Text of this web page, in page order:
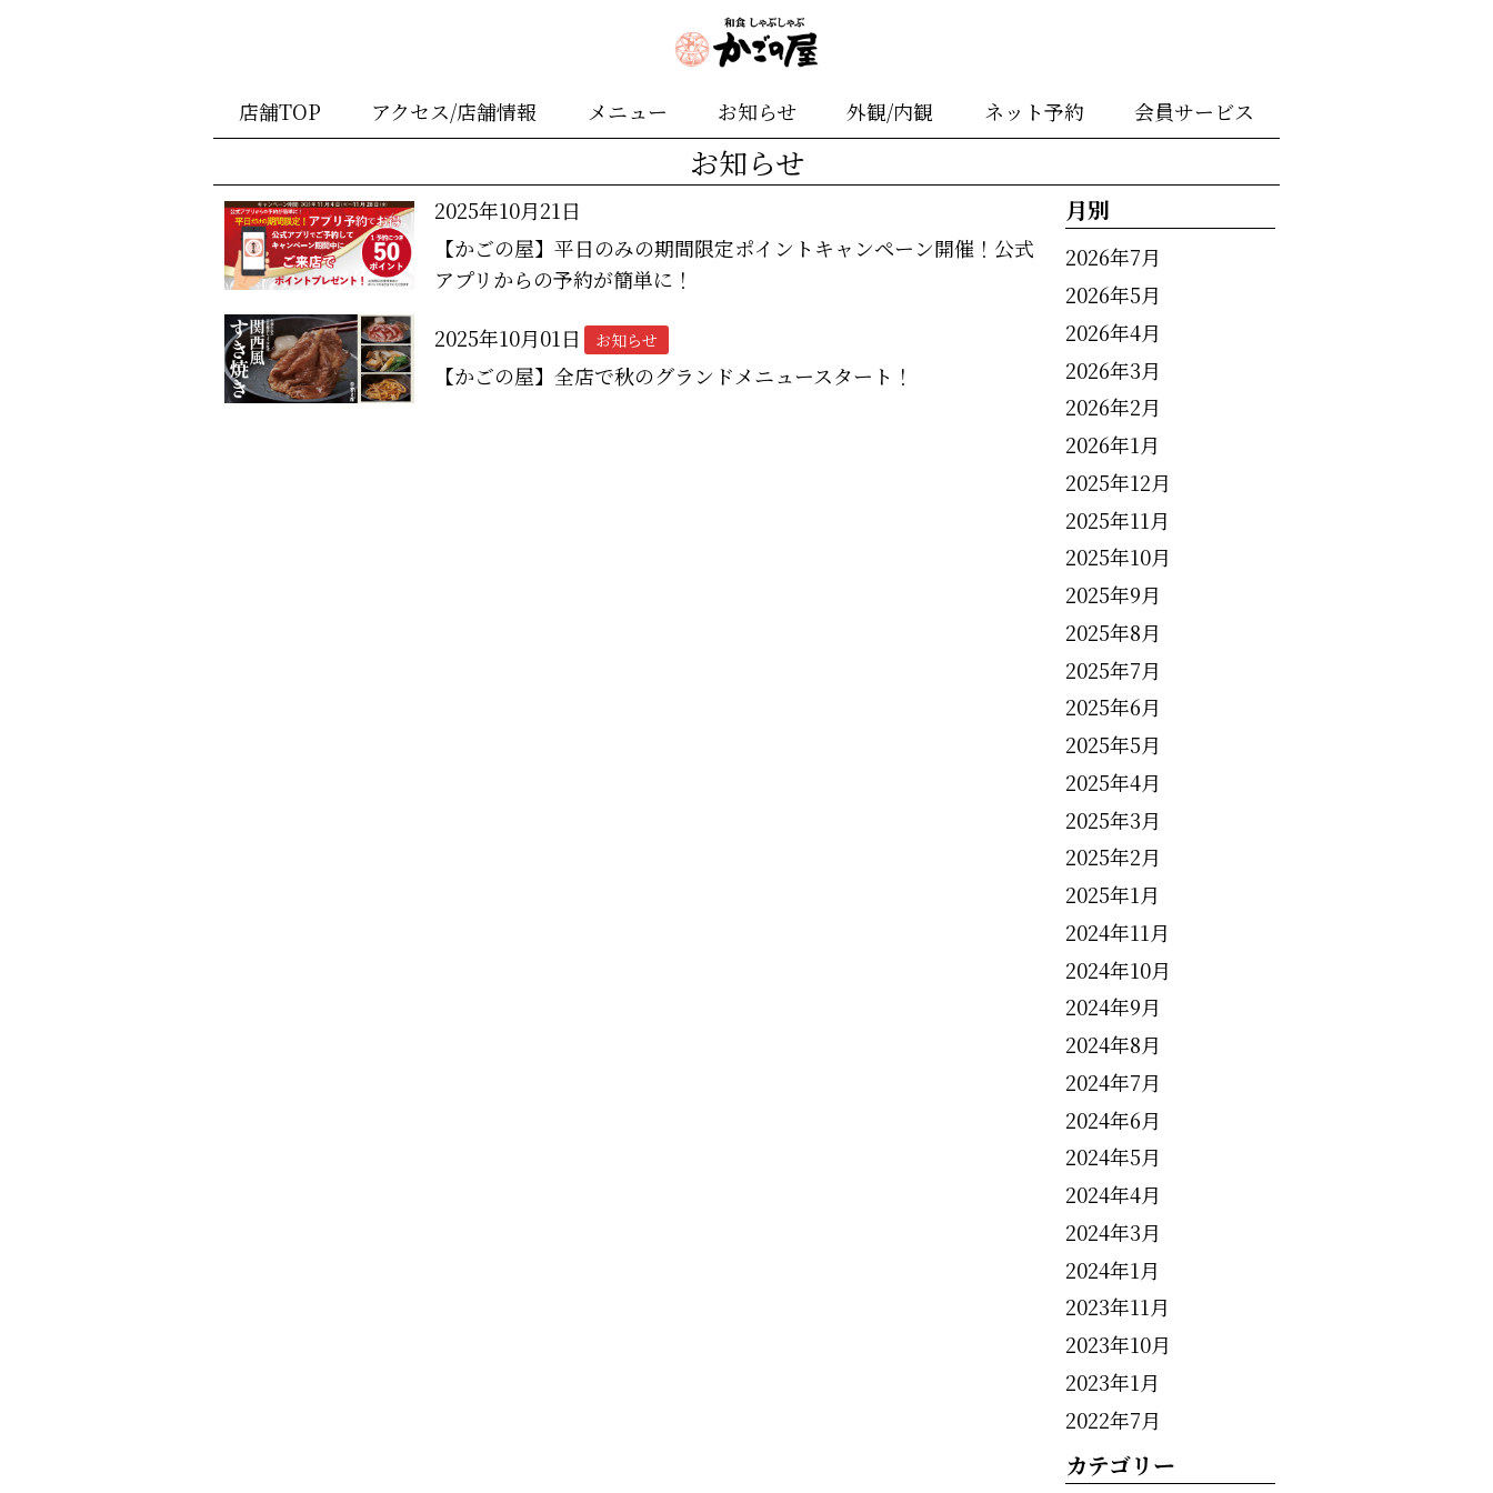
店舗TOP アクセス/店舗情報 メニュー お知らせ 外観/内観 ネット予約 会員サービス
お知らせ
2025年10月21日
【かごの屋】平日のみの期間限定ポイントキャンペーン開催！公式
アプリからの予約が簡単に！
2025年10月01日 お知らせ
【かごの屋】全店で秋のグランドメニュースタート！
月別
2026年7月
2026年5月
2026年4月
2026年3月
2026年2月
2026年1月
2025年12月
2025年11月
2025年10月
2025年9月
2025年8月
2025年7月
2025年6月
2025年5月
2025年4月
2025年3月
2025年2月
2025年1月
2024年11月
2024年10月
2024年9月
2024年8月
2024年7月
2024年6月
2024年5月
2024年4月
2024年3月
2024年1月
2023年11月
2023年10月
2023年1月
2022年7月
カテゴリー